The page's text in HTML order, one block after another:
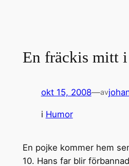
En fräckis mitt
okt 15, 2008—av
i Humor
En pojke kommer hem
10. Hans far blir